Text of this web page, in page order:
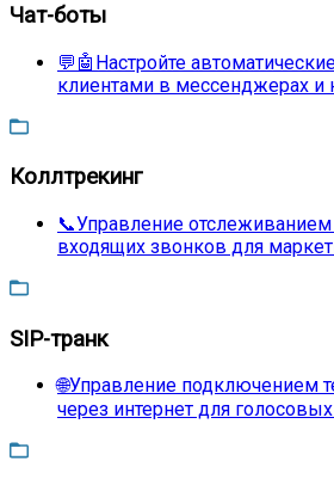
Чат-боты
💬🤖Настройте
клиентами в мессенджерах и
Коллтрекинг
📞Управление
входящих звонков для
SIP-транк
🌐Управление подключением
через интернет для